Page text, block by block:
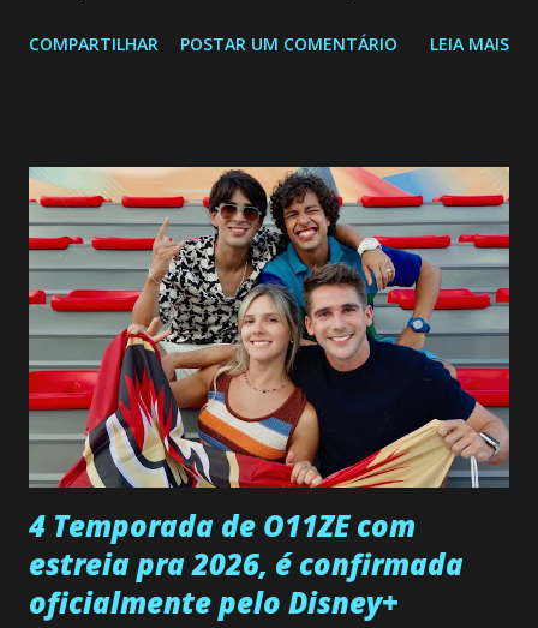
a Programação Semanal do SBT de 08/06/26 a 14/06/26
confessa a Gabriel que ele demonstrou ser o tipo de
pessoa que ela tanto desejou durante toda a vida. Camila
entra no quarto de Gabriel e imagina como seria o
encontro deles, quando conseguir seduzi-lo. Manuel avisa a
Paula sobre a suposta infidelidade de Gabriel com Joana.
Rogerio consegue se livrar de todas as suspeitas pelo
desaparecimento de Francisco, apontando que ele poderia
ter sido vítima da fúria de Gabriel. Artur informa a Gabriel
que a clínica inseminou por engano outra paciente, que está
...
COMPARTILHAR POSTAR UM COMENTÁRIO LEIA MAIS
4 Temporada de O11ZE com
estreia pra 2026, é confirmada
oficialmente pelo Disney+